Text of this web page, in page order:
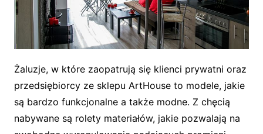
Żaluzje, w które zaopatrują się klienci prywatni oraz
przedsiębiorcy ze sklepu ArtHouse to modele, jakie
są bardzo funkcjonalne a także modne. Z chęcią
nabywane są rolety materiałów, jakie pozwalają na